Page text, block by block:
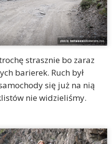
strasznie bo zaraz
barierek. Ruch był
się już na nią
nie widzieliśmy.